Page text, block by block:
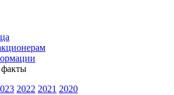
2022 2021 2020